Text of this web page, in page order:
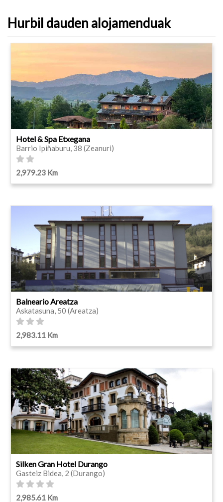
Hurbil dauden alojamenduak
Hotel & Spa Etxegana
Barrio Ipiñaburu, 38 (Zeanuri)
2,979.23 Km
Balneario Areatza
Askatasuna, 50 (Areatza)
2,983.11 Km
Silken Gran Hotel Durango
Gasteiz Bidea, 2 (Durango)
2,985.61 Km